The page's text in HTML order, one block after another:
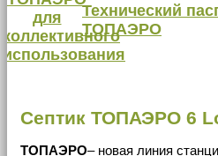
Технический
ТОПАЭРО
Септик ТОПАЭРО 6
ТОПАЭРО– новая линия